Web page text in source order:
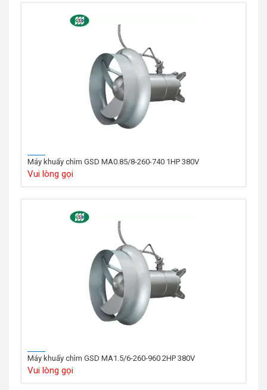
Máy khuấy chìm GSD MA0.85/8-260-740 1HP 380V
Vui lòng gọi
Máy khuấy chìm GSD MA1.5/6-260-960 2HP 380V
Vui lòng gọi